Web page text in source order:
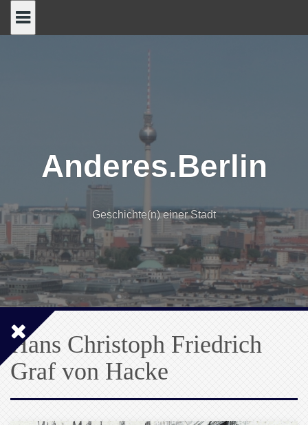
Anderes.Berlin
Geschichte(n) einer Stadt
Hans Christoph Friedrich
Graf von Hacke